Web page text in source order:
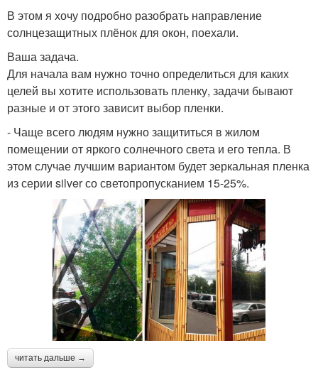
В этом я хочу подробно разобрать направление
солнцезащитных плёнок для окон, поехали.
Ваша задача.
Для начала вам нужно точно определиться для каких
целей вы хотите использовать пленку, задачи бывают
разные и от этого зависит выбор пленки.
- Чаще всего людям нужно защититься в жилом
помещении от яркого солнечного света и его тепла. В
этом случае лучшим вариантом будет зеркальная пленка
из серии silver со светопропусканием 15-25%.
читать дальше →